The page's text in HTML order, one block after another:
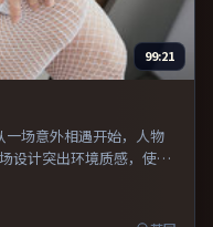
99:21
一场意外相遇开始，人物
设计突出环境质感，使观
留作者表达，口碑潜力不